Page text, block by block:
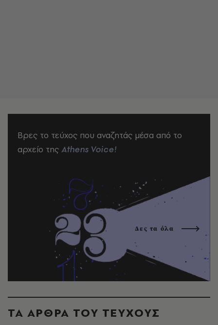
Βρες το τεύχος που αναζητάς μέσα από το
αρχείο της Athens Voice!
Δες τα όλα
ΤΑ ΑΡΘΡΑ ΤΟΥ ΤΕΥΧΟΥΣ